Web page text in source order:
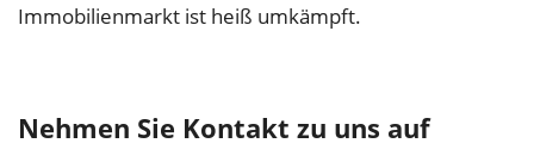
Immobilienmarkt ist heiß umkämpft.
Nehmen Sie Kontakt zu uns auf